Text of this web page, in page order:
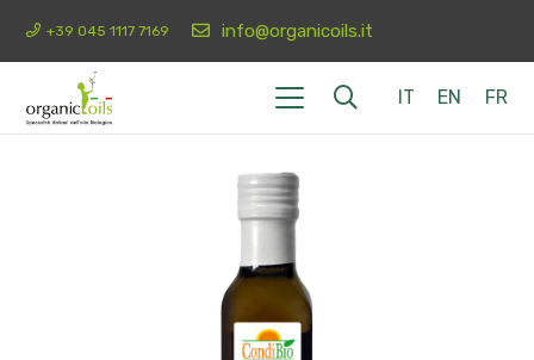
+39 045 1117 7169 info@organicoils.it
IT EN FR